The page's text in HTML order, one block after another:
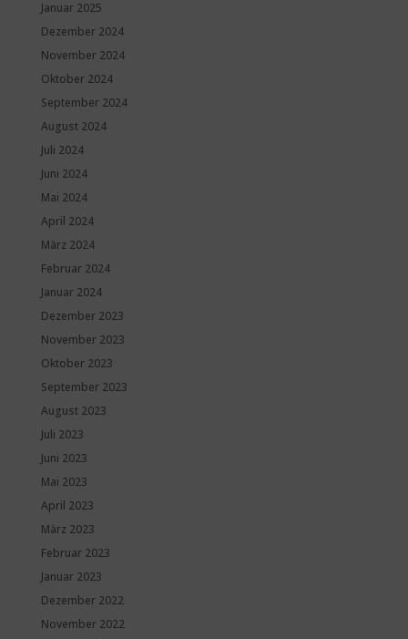
Januar 2025
Dezember 2024
November 2024
Oktober 2024
September 2024
August 2024
Juli 2024
Juni 2024
Mai 2024
April 2024
März 2024
Februar 2024
Januar 2024
Dezember 2023
November 2023
Oktober 2023
September 2023
August 2023
Juli 2023
Juni 2023
Mai 2023
April 2023
März 2023
Februar 2023
Januar 2023
Dezember 2022
November 2022